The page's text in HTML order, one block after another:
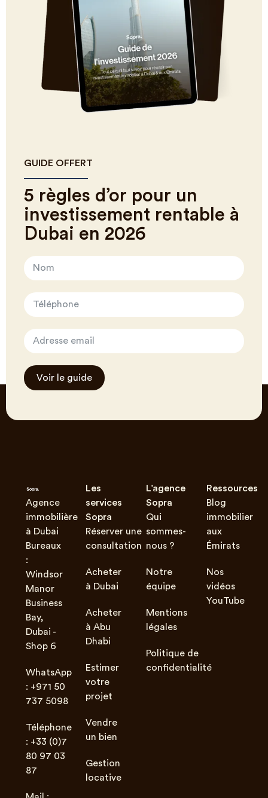
GUIDE OFFERT
5 règles d’or pour un
investissement rentable à
Dubai en 2026
Voir le guide
Agence
immobilière
à Dubai
Bureaux
:
Windsor
Manor
Business
Bay,
Dubai -
Shop 6
WhatsApp
: +971 50
737 5098
Téléphone
: +33 (0)7
80 97 03
87
Les
services
Sopra
Réserver une
consultation
Acheter
à Dubai
Acheter
à Abu
Dhabi
Estimer
votre
projet
Vendre
un bien
Gestion
locative
L’agence
Sopra
Qui
sommes-
nous ?
Notre
équipe
Mentions
légales
Politique de
confidentialité
Ressources
Blog
immobilier
aux
Émirats
Nos
vidéos
YouTube